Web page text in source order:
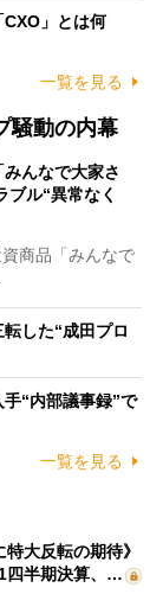
」とは何
一覧を見る
騒動の内幕
みんなで大家さ
ブル“異常なく
商品「みんなで
した“成田プロ
手“内部議事録”で
一覧を見る
大反転の期待》
四半期決算、…